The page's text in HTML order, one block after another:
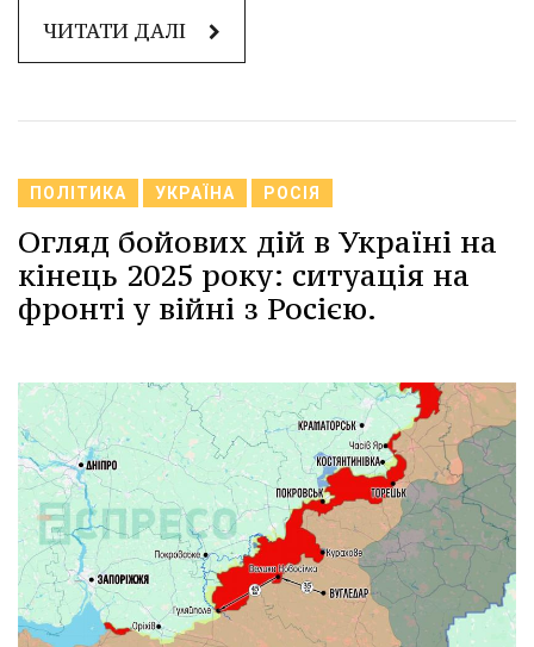
ЧИТАТИ ДАЛІ
ПОЛІТИКА УКРАЇНА РОСІЯ
Огляд бойових дій в Україні на
кінець 2025 року: ситуація на
фронті у війні з Росією.